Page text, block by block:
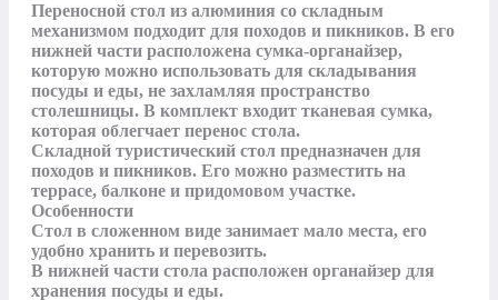
Переносной стол из алюминия со складным
механизмом подходит для походов и пикников. В его
нижней части расположена сумка-органайзер,
которую можно использовать для складывания
посуды и еды, не захламляя пространство
столешницы. В комплект входит тканевая сумка,
которая облегчает перенос стола.
Складной туристический стол предназначен для
походов и пикников. Его можно разместить на
террасе, балконе и придомовом участке.
Особенности
Стол в сложенном виде занимает мало места, его
удобно хранить и перевозить.
В нижней части стола расположен органайзер для
хранения посуды и еды.